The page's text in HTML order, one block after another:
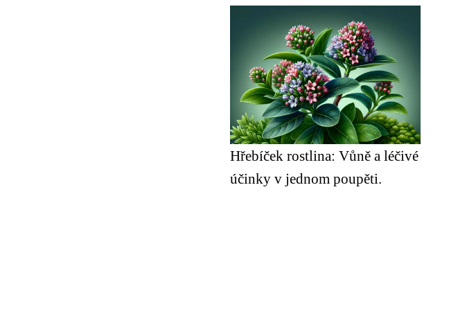
Hřebíček rostlina: Vůně a léčivé
účinky v jednom poupěti.